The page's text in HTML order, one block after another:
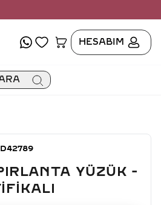
HESABIM
YÜZÜK -